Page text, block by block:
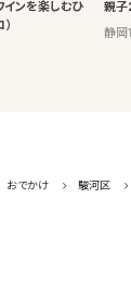
インを楽しむひ
親子
静岡
おでかけ 駿河区